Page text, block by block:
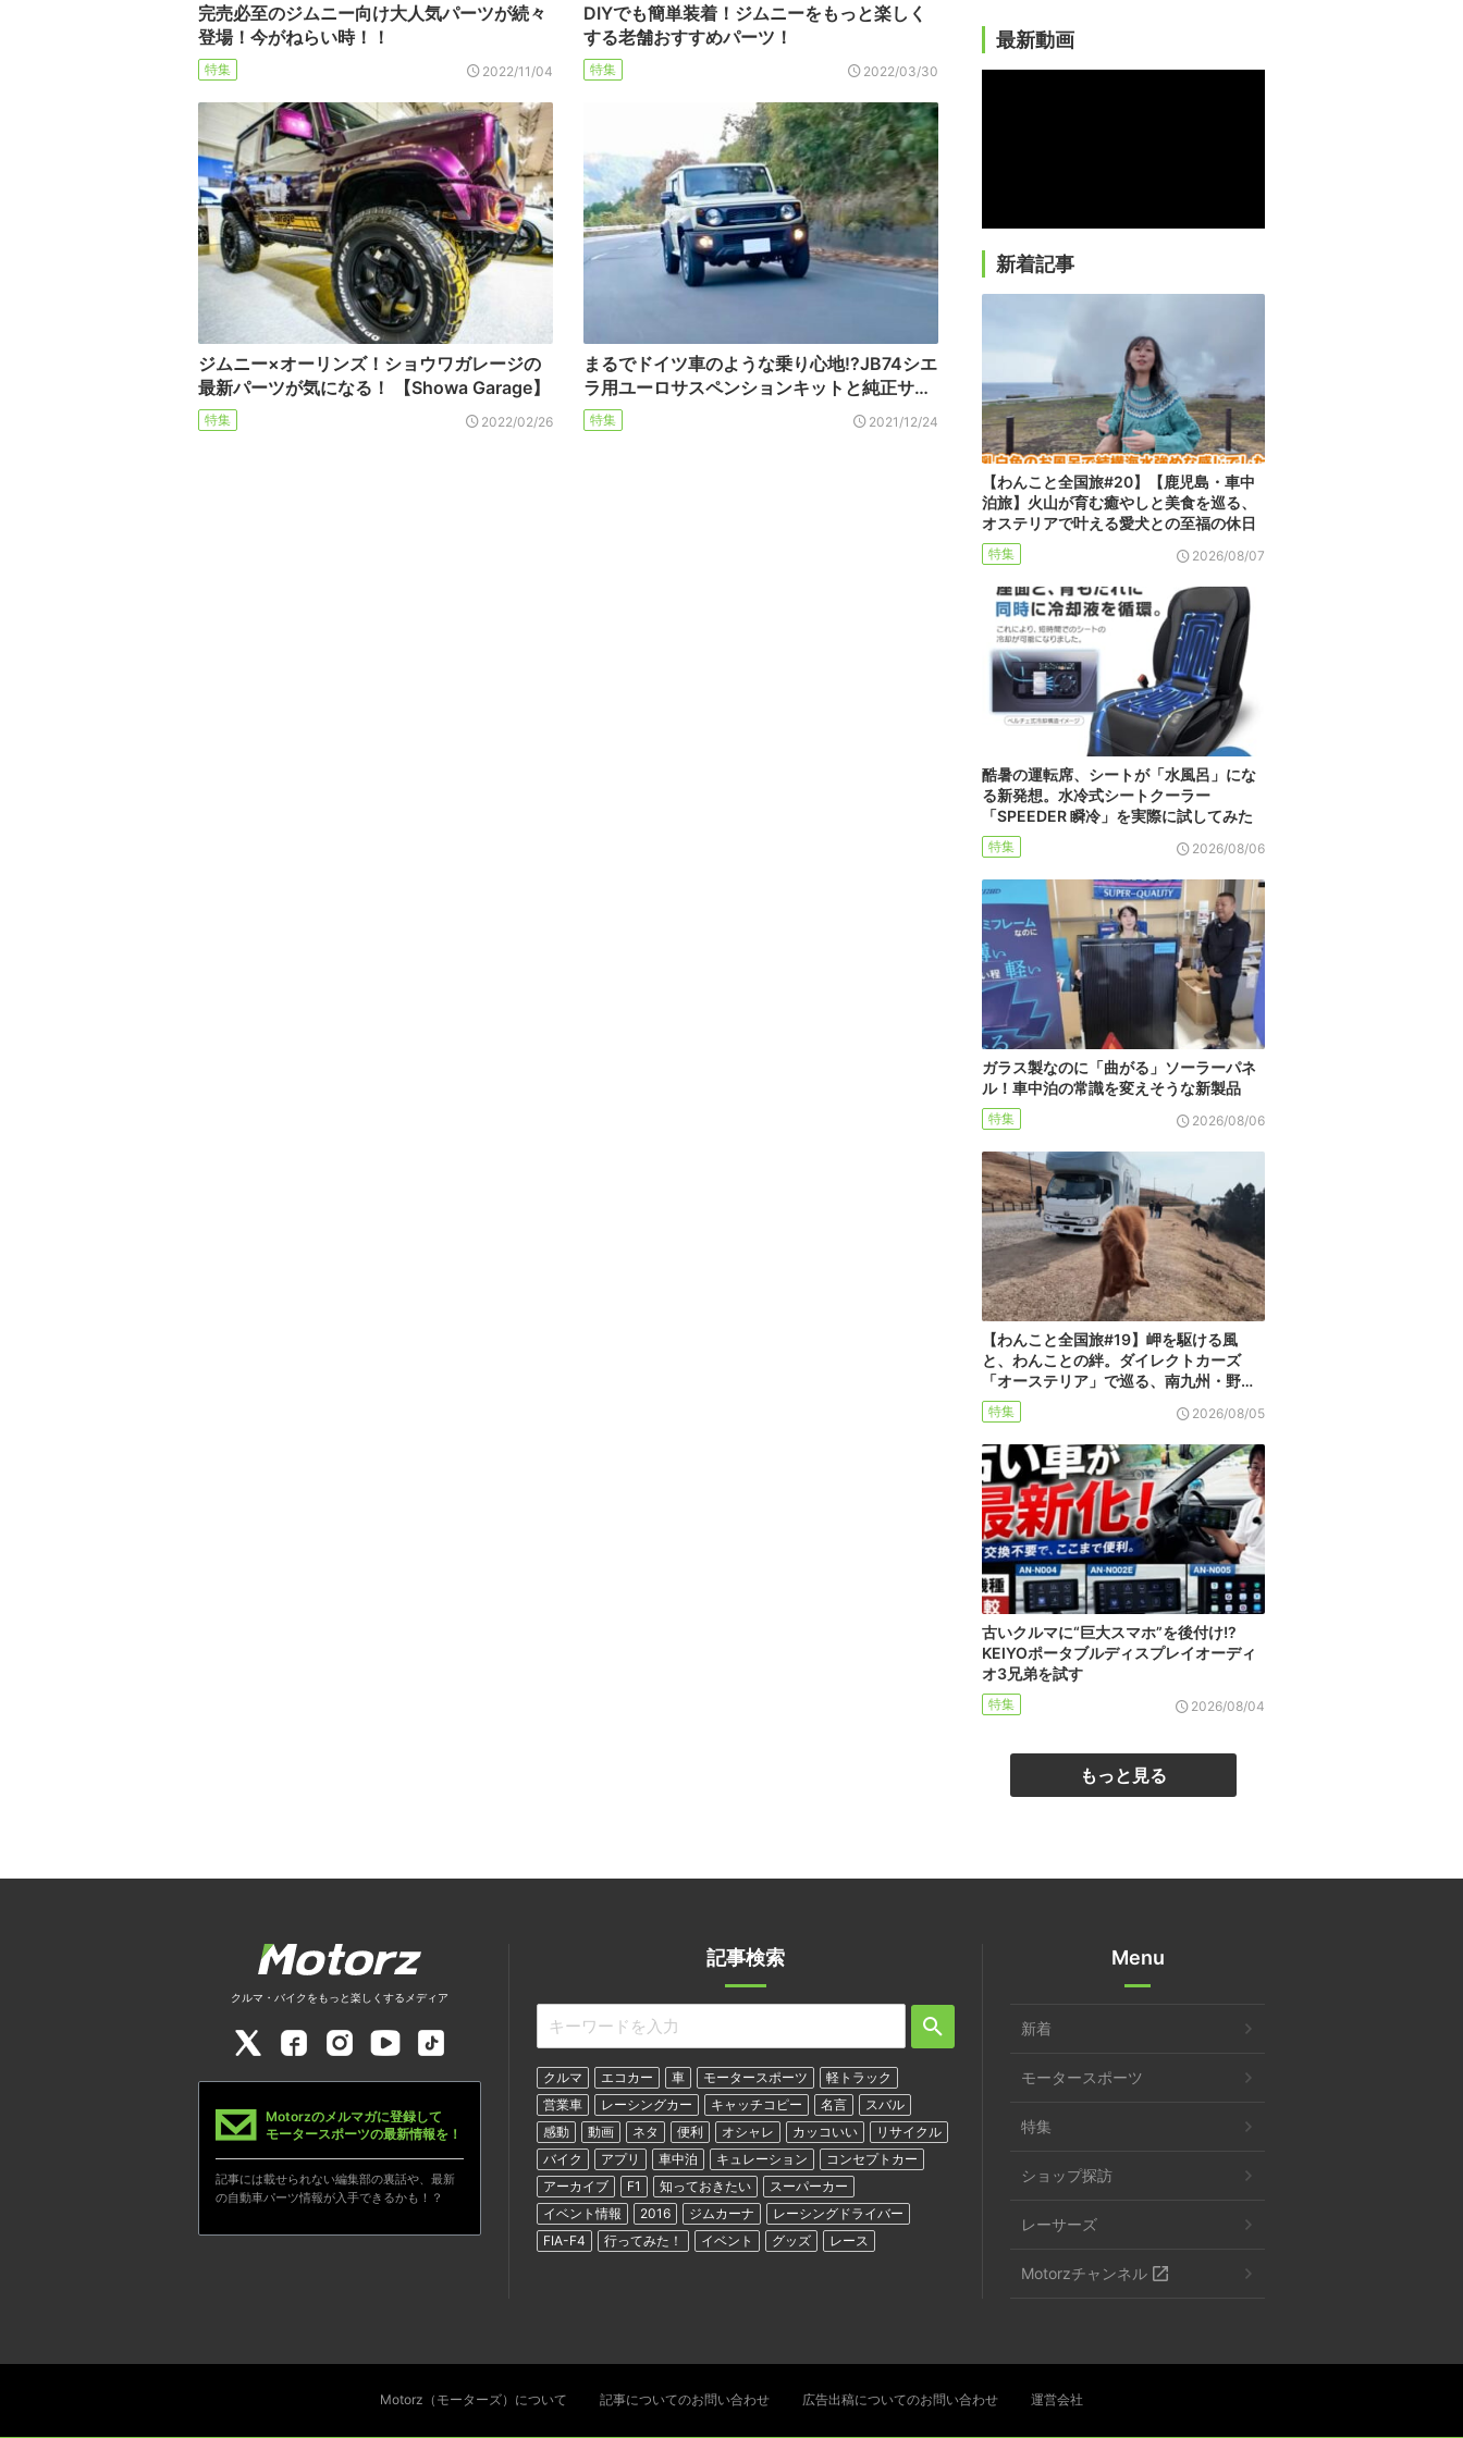
完売必至のジムニー向け大人気パーツが続々
登場！今がねらい時！！
特集 2022/11/04
DIYでも簡単装着！ジムニーをもっと楽しく
する老舗おすすめパーツ！
特集 2022/03/30
ジムニー×オーリンズ！ショウワガレージの
最新パーツが気になる！ 【Showa Garage】
特集 2022/02/26
まるでドイツ車のような乗り心地!?JB74シエ
ラ用ユーロサスペンションキットと純正サ…
特集 2021/12/24
最新動画
新着記事
【わんこと全国旅#20】【鹿児島・車中
泊旅】火山が育む癒やしと美食を巡る、
オステリアで叶える愛犬との至福の休日
特集 2026/08/07
酷暑の運転席、シートが「水風呂」にな
る新発想。水冷式シートクーラー
「SPEEDER 瞬冷」を実際に試してみた
特集 2026/08/06
ガラス製なのに「曲がる」ソーラーパネ
ル！車中泊の常識を変えそうな新製品
特集 2026/08/06
【わんこと全国旅#19】岬を駆ける風
と、わんことの絆。ダイレクトカーズ
「オーステリア」で巡る、南九州・野…
特集 2026/08/05
古いクルマに“巨大スマホ”を後付け!?
KEIYOポータブルディスプレイオーディ
オ3兄弟を試す
特集 2026/08/04
もっと見る
記事検索
クルマ エコカー 車 モータースポーツ
軽トラック
営業車
レーシングカー キャッチコピー 名言
スバル
感動
動画 ネタ 便利 オシャレ カッコいい
リサイクル
バイク
アプリ 車中泊 キュレーション
コンセプトカー
アーカイブ
F1 知っておきたい
スーパーカー
イベント情報
2016 ジムカーナ
レーシングドライバー
FIA-F4
行ってみた！ イベント グッズ レース
クルマ・バイクをもっと楽しくするメディア
Motorzのメルマガに登録して
モータースポーツの最新情報を！
記事には載せられない編集部の裏話や、最新
の自動車パーツ情報が入手できるかも！？
Menu
新着
モータースポーツ
特集
ショップ探訪
レーサーズ
Motorzチャンネル
Motorz（モーターズ）について 記事についてのお問い合わせ 広告出稿についてのお問い合わせ 運営会社